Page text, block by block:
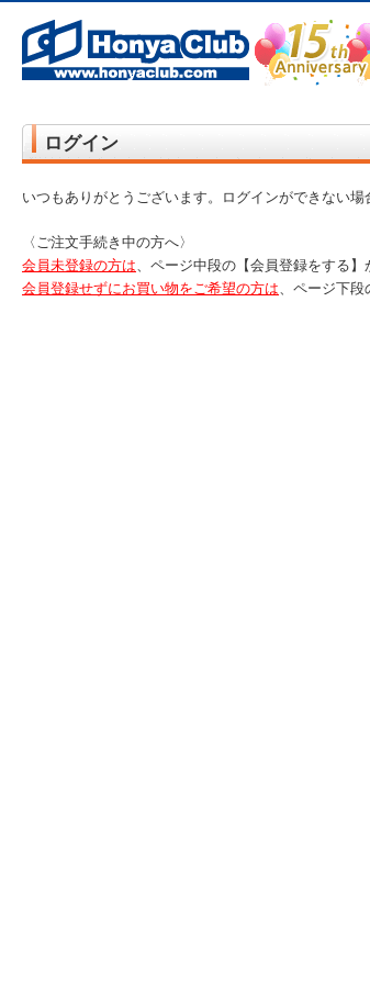
ログイン
いつもありがとうございます。ログインができない場
〈ご注文手続き中の方へ〉
会員未登録の方は、ページ中段の【会員登録をする
会員登録せずにお買い物をご希望の方は、ページ下段